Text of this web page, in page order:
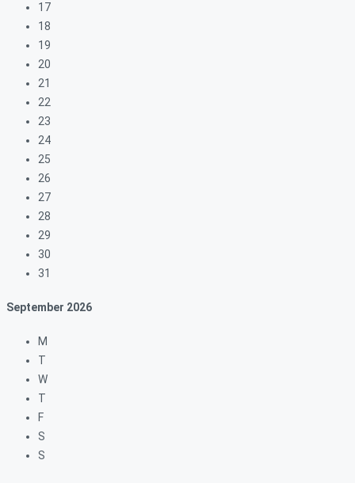
17
18
19
20
21
22
23
24
25
26
27
28
29
30
31
September 2026
M
T
W
T
F
S
S